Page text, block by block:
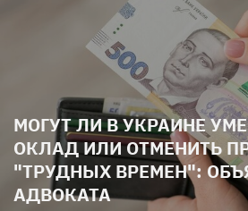
МОГУТ ЛИ В УКРАИНЕ
ОКЛАД ИЛИ ОТМЕНИТЬ
"ТРУДНЫХ ВРЕМЕН":
АДВОКАТА